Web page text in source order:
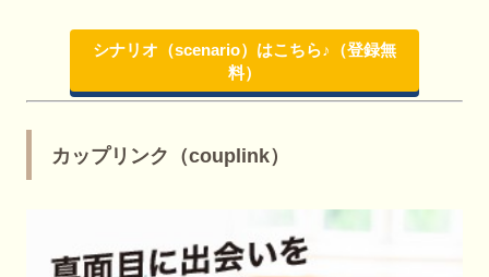
シナリオ（scenario）はこちら♪（登録無
料）
カップリンク（couplink）